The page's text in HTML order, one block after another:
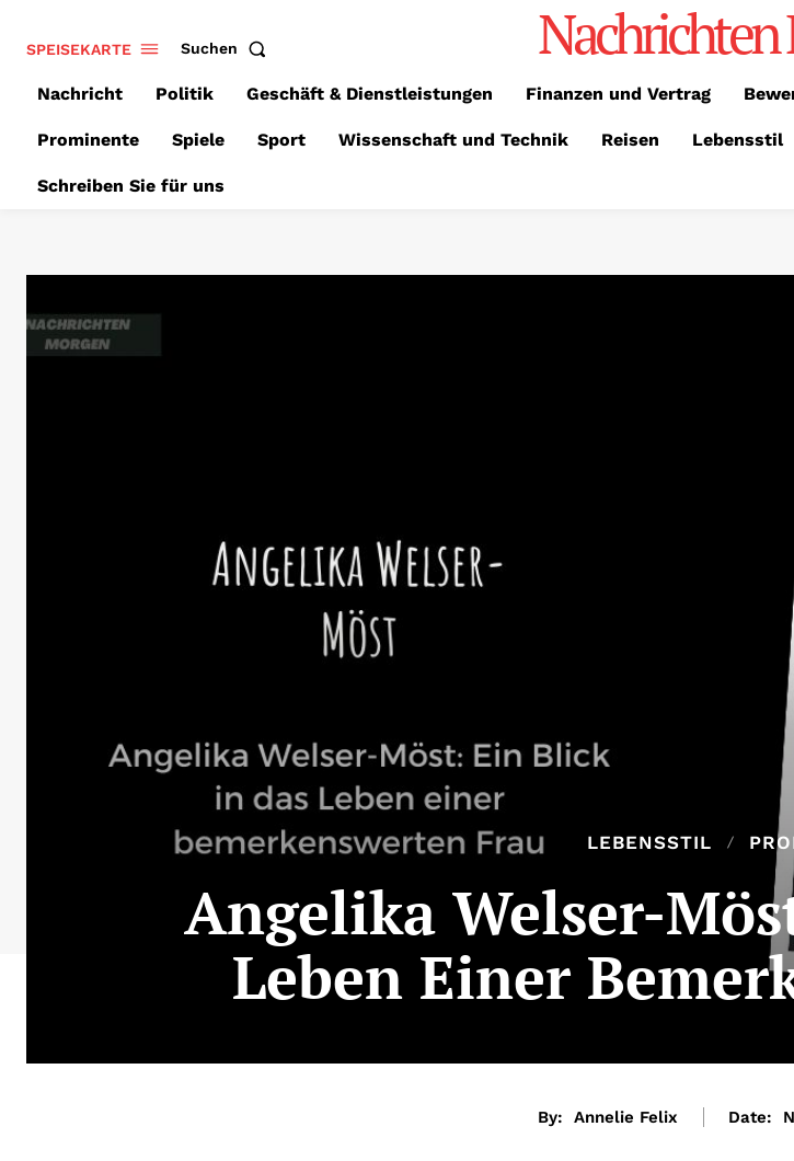
SPEISEKARTE Suchen Nachrichten
Nachricht Politik Geschäft & Dienstleistungen Finanzen und Vertrag
Prominente Spiele Sport Wissenschaft und Technik Reisen Lebensstil
Schreiben Sie für uns
LEBENSSTIL
Angelika Welser-
Leben Einer
By: Annelie Felix Date: